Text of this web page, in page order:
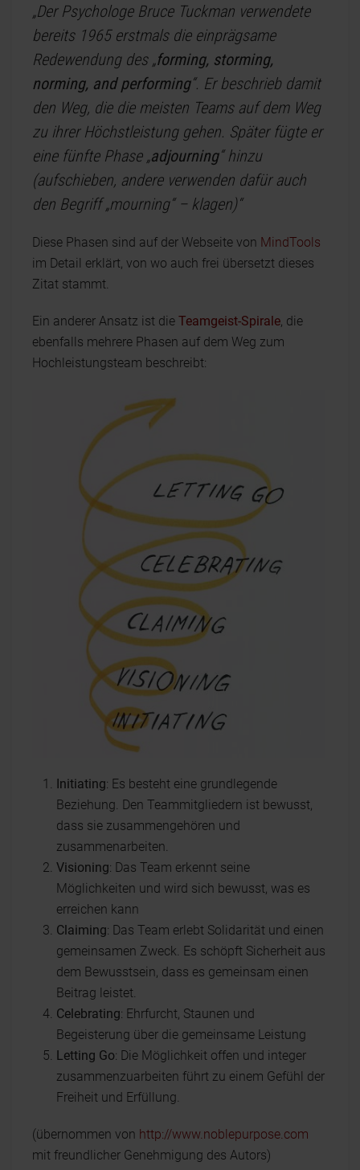
„Der Psychologe Bruce Tuckman verwendete
bereits 1965 erstmals die einprägsame
Redewendung des „forming, storming,
norming, and performing“. Er beschrieb damit
den Weg, die die meisten Teams auf dem Weg
zu ihrer Höchstleistung gehen. Später fügte er
eine fünfte Phase „adjourning“ hinzu
(aufschieben, andere verwenden dafür auch
den Begriff „mourning“ – klagen)“
Diese Phasen sind auf der Webseite von MindTools
im Detail erklärt, von wo auch frei übersetzt dieses
Zitat stammt.
Ein anderer Ansatz ist die Teamgeist-Spirale , die
ebenfalls mehrere Phasen auf dem Weg zum
Hochleistungsteam beschreibt:
Initiating: Es besteht eine grundlegende
Beziehung. Den Teammitgliedern ist bewusst,
dass sie zusammengehören und
zusammenarbeiten.
Visioning: Das Team erkennt seine
Möglichkeiten und wird sich bewusst, was es
erreichen kann
Claiming: Das Team erlebt Solidarität und einen
gemeinsamen Zweck. Es schöpft Sicherheit aus
dem Bewusstsein, dass es gemeinsam einen
Beitrag leistet.
Celebrating: Ehrfurcht, Staunen und
Begeisterung über die gemeinsame Leistung
Letting Go: Die Möglichkeit offen und integer
zusammenzuarbeiten führt zu einem Gefühl der
Freiheit und Erfüllung.
(übernommen von http://www.noblepurpose.com
mit freundlicher Genehmigung des Autors)